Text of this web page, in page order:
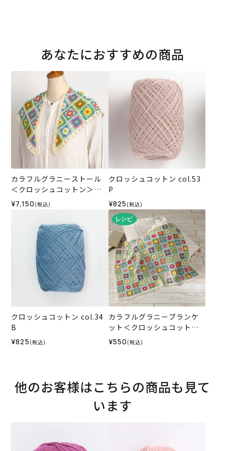
あなたにおすすめの商品
カラフルグラニーストール
＜クロッシュコットン＞
（編み物 材料セット）
¥7,150 (税込)
クロッシュコットン col.53
P
¥825 (税込)
クロッシュコットン col.34
B
¥825 (税込)
カラフルグラニーブランケ
ット＜クロッシュコットン
＞（レシピ）
¥550 (税込)
他のお客様はこちらの商品も見て
います